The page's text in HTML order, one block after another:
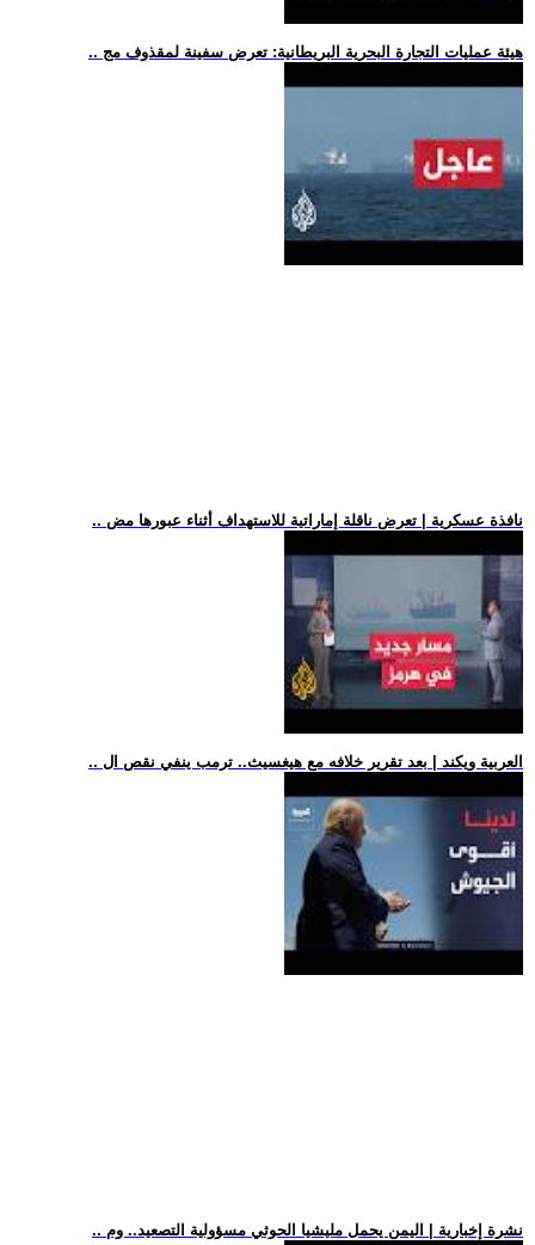
.. هيئة عمليات التجارة البحرية البريطانية: تعرض سفينة لمقذوف مج
.. نافذة عسكرية | تعرض ناقلة إماراتية للاستهداف أثناء عبورها مض
.. العربية ويكند | بعد تقرير خلافه مع هيغسيث.. ترمب ينفي نقص ال
.. نشرة إخبارية | اليمن يحمل مليشيا الحوثي مسؤولية التصعيد.. وم